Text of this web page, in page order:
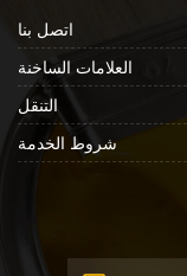
اتصل بنا
العلامات الساخنة
التنقل
شروط الخدمة